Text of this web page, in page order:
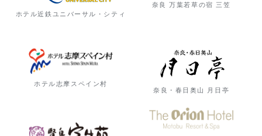
ホテル近鉄 ユニバーサル・シティ
ホテル志摩スペイン村
奈良 万葉若草の宿 三笠
奈良・春日奥山 月日亭